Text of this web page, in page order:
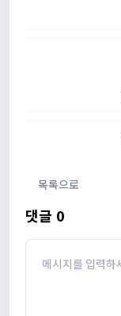
목록으로
댓글 0